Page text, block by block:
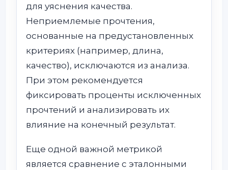
для уяснения качества.
Неприемлемые прочтения,
основанные на предустановленных
критериях (например, длина,
качество), исключаются из анализа.
При этом рекомендуется
фиксировать проценты исключенных
прочтений и анализировать их
влияние на конечный результат.
Еще одной важной метрикой
является сравнение с эталонными